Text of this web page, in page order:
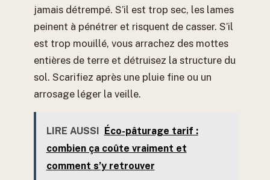
jamais détrempé. S’il est trop sec, les lames
peinent à pénétrer et risquent de casser. S’il
est trop mouillé, vous arrachez des mottes
entières de terre et détruisez la structure du
sol. Scarifiez après une pluie fine ou un
arrosage léger la veille.
LIRE AUSSI Éco-pâturage tarif :
combien ça coûte vraiment et
comment s’y retrouver